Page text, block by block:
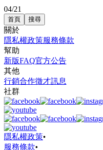
04/21
首頁 搜尋
關於
隱私權政策服務條款
幫助
新版FAQ官方公告
其他
行銷合作徵才訊息
社群
隱私權政策•
服務條款•